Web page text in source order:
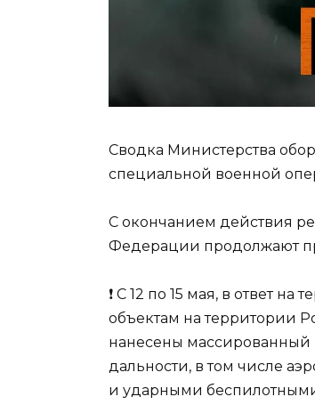
Сводка Министерства
специальной военной
С окончанием действия
Федерации продолжают
❗️ С 12 по 15 мая, в ответ
объектам на территории
нанесены
дальности, в том числе
и ударными беспилотными